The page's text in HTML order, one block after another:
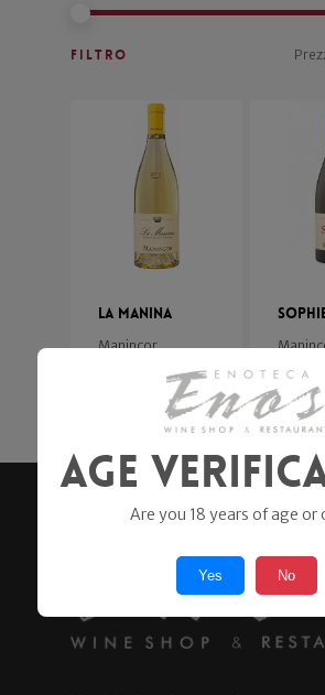
Filtro
La Manina
Manincor
42,00
Age
Are you 18 years of age or
Yes No